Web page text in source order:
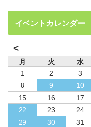
イベントカレンダー
<
月 火 水
1
2 3
8
9 10
15
16 17
22
23 24
29
30 31